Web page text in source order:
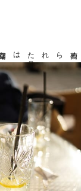
薦められた
品
は
躊躇なくオ
ー
ダ